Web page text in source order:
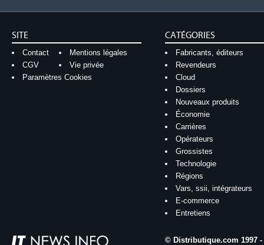
SITE
Contact
Mentions légales
CGV
Vie privée
Paramètres Cookies
CATÉGORIES
Fabricants, éditeurs
Revendeurs
Cloud
Dossiers
Nouveaux produits
Économie
Carrières
Opérateurs
Grossistes
Technologie
Régions
Vars, ssii, intégrateurs
E-commerce
Entretiens
© Distributique.com 1997 -